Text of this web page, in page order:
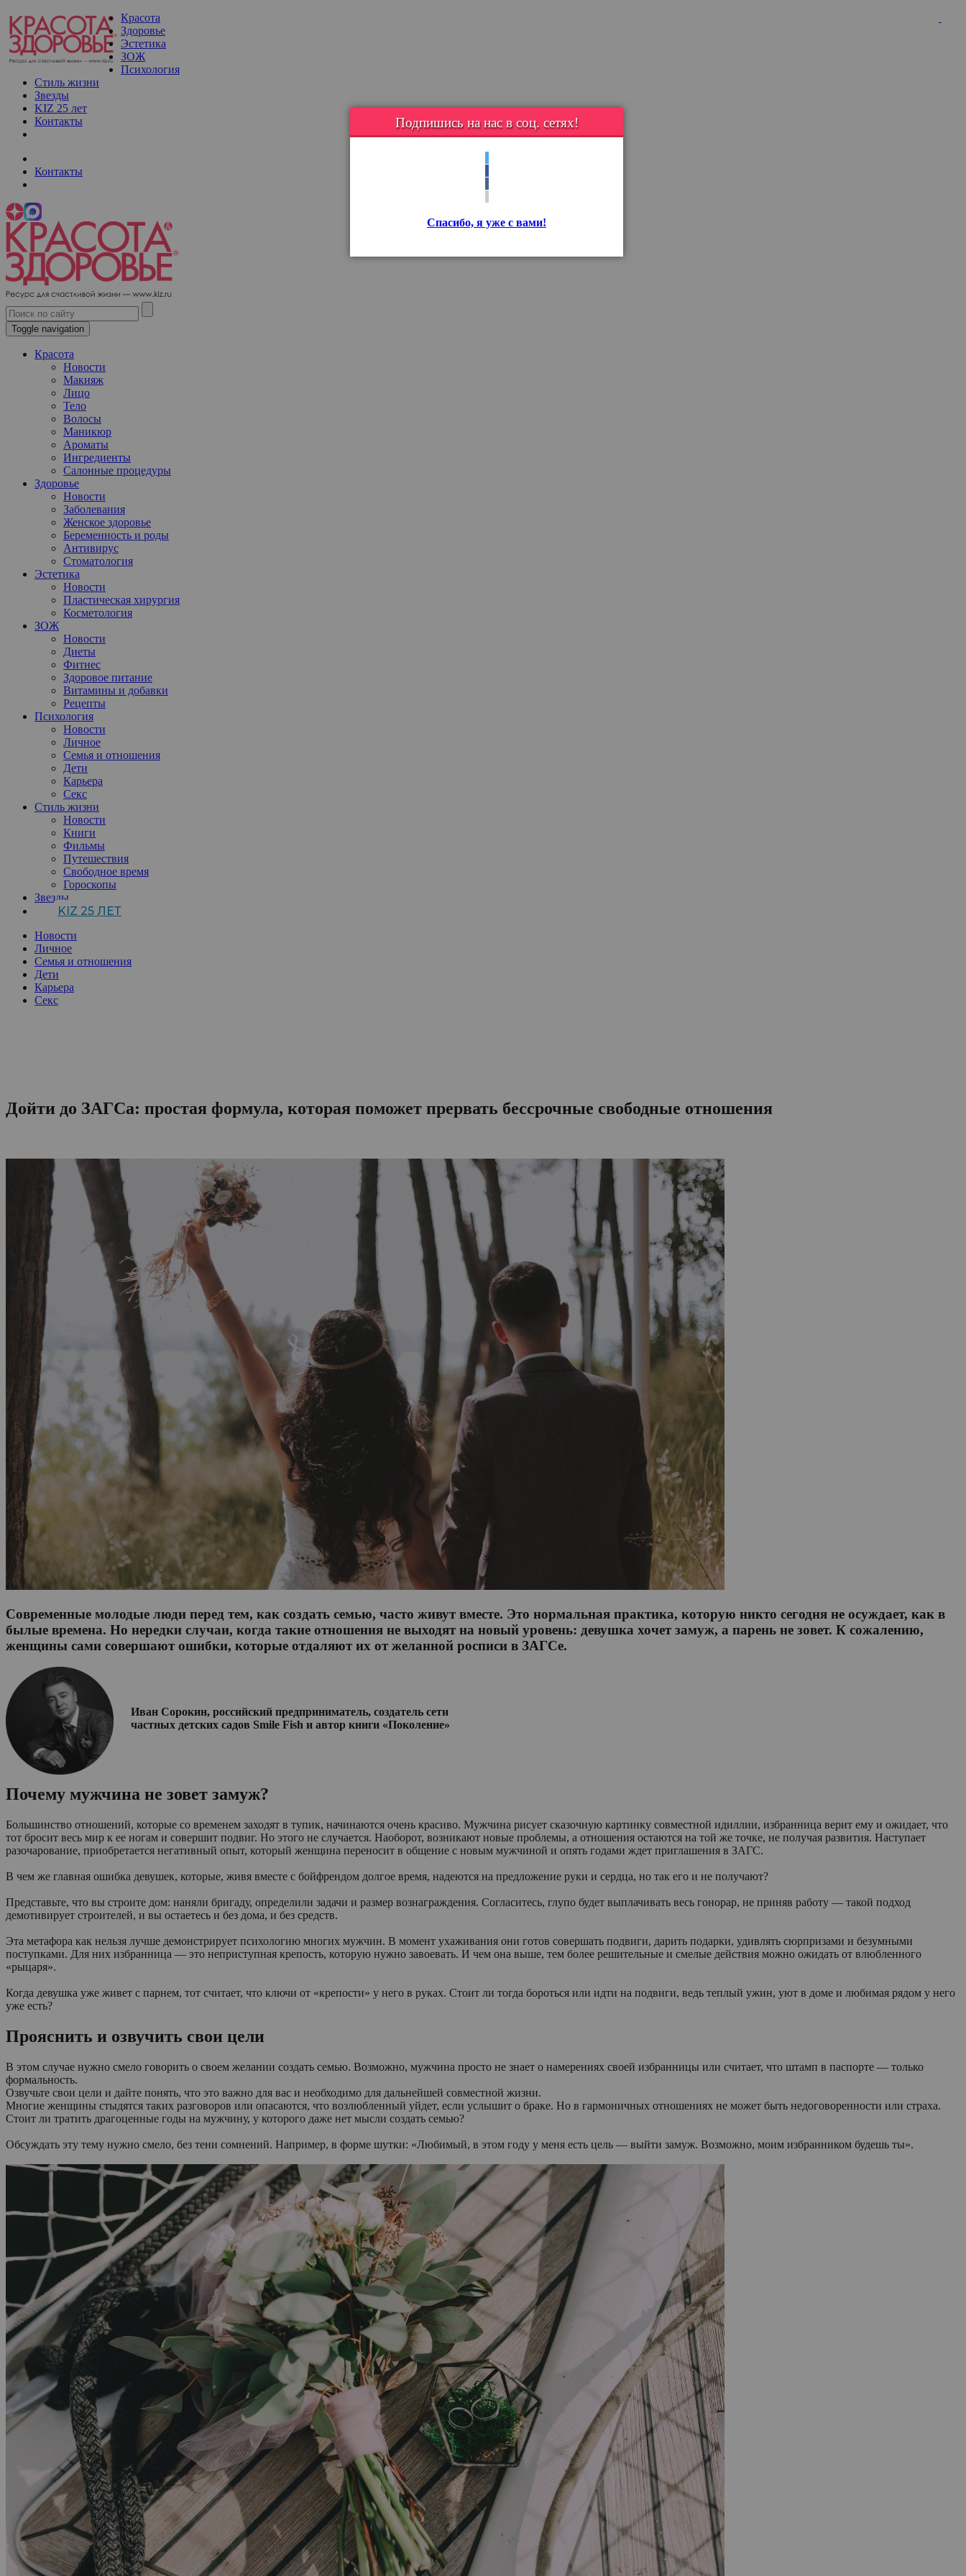
Красота
Здоровье
Эстетика
ЗОЖ
Психология
Стиль жизни
Звезды
KIZ 25 лет
Контакты
Контакты
Toggle navigation
Красота
Новости
Макияж
Лицо
Тело
Волосы
Маникюр
Ароматы
Ингредиенты
Салонные процедуры
Здоровье
Новости
Заболевания
Женское здоровье
Беременность и роды
Антивирус
Стоматология
Эстетика
Новости
Пластическая хирургия
Косметология
ЗОЖ
Новости
Диеты
Фитнес
Здоровое питание
Витамины и добавки
Рецепты
Психология
Новости
Личное
Семья и отношения
Дети
Карьера
Секс
Стиль жизни
Новости
Книги
Фильмы
Путешествия
Свободное время
Гороскопы
Звезды
KIZ 25 ЛЕТ
Новости
Личное
Семья и отношения
Дети
Карьера
Секс
Подпишись на нас в соц. сетях!
Спасибо, я уже с вами!
Дойти до ЗАГСа: простая формула, которая поможет прервать бессрочные свободные отношения
Современные молодые люди перед тем, как создать семью, часто живут вместе. Это нормальная практика, которую никто сегодня не осуждает, как в
былые времена. Но нередки случаи, когда такие отношения не выходят на новый уровень: девушка хочет замуж, а парень не зовет. К сожалению,
женщины сами совершают ошибки, которые отдаляют их от желанной росписи в ЗАГСе.
Иван Сорокин, российский предприниматель, создатель сети
частных детских садов Smile Fish и автор книги «Поколение»
Почему мужчина не зовет замуж?
Большинство отношений, которые со временем заходят в тупик, начинаются очень красиво. Мужчина рисует сказочную картинку совместной идиллии, избранница верит ему и ожидает, что
тот бросит весь мир к ее ногам и совершит подвиг. Но этого не случается. Наоборот, возникают новые проблемы, а отношения остаются на той же точке, не получая развития. Наступает
разочарование, приобретается негативный опыт, который женщина переносит в общение с новым мужчиной и опять годами ждет приглашения в ЗАГС.
В чем же главная ошибка девушек, которые, живя вместе с бойфрендом долгое время, надеются на предложение руки и сердца, но так его и не получают?
Представьте, что вы строите дом: наняли бригаду, определили задачи и размер вознаграждения. Согласитесь, глупо будет выплачивать весь гонорар, не приняв работу — такой подход
демотивирует строителей, и вы остаетесь и без дома, и без средств.
Эта метафора как нельзя лучше демонстрирует психологию многих мужчин. В момент ухаживания они готов совершать подвиги, дарить подарки, удивлять сюрпризами и безумными
поступками. Для них избранница — это неприступная крепость, которую нужно завоевать. И чем она выше, тем более решительные и смелые действия можно ожидать от влюбленного
«рыцаря».
Когда девушка уже живет с парнем, тот считает, что ключи от «крепости» у него в руках. Стоит ли тогда бороться или идти на подвиги, ведь теплый ужин, уют в доме и любимая рядом у него
уже есть?
Прояснить и озвучить свои цели
В этом случае нужно смело говорить о своем желании создать семью. Возможно, мужчина просто не знает о намерениях своей избранницы или считает, что штамп в паспорте — только
формальность.
Озвучьте свои цели и дайте понять, что это важно для вас и необходимо для дальнейшей совместной жизни.
Многие женщины стыдятся таких разговоров или опасаются, что возлюбленный уйдет, если услышит о браке. Но в гармоничных отношениях не может быть недоговоренности или страха.
Стоит ли тратить драгоценные годы на мужчину, у которого даже нет мысли создать семью?
Обсуждать эту тему нужно смело, без тени сомнений. Например, в форме шутки: «Любимый, в этом году у меня есть цель — выйти замуж. Возможно, моим избранником будешь ты».